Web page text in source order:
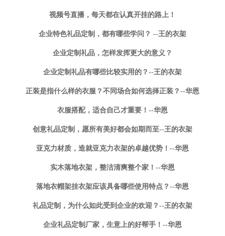
视频号直播，每天都在认真开挂的路上！
企业特色礼品定制，都有哪些学问？ --王的衣架
企业定制礼品，怎样发挥更大的意义？
企业定制礼品有哪些比较实用的？--王的衣架
正装是指什么样的衣服？不同场合如何选择正装？--华恩
衣服搭配，适合自己才重要！--华恩
创意礼品定制，愿所有美好都会如期而至--王的衣架
亚克力材质，造就亚克力衣架的卓越优势！--华恩
实木落地衣架，整洁清爽整个家！--华恩
落地衣帽架挂衣架应该具备哪些使用特点？--华恩
礼品定制，为什么如此受到企业的欢迎？--王的衣架
企业礼品定制厂家，生意上的好帮手！--华恩